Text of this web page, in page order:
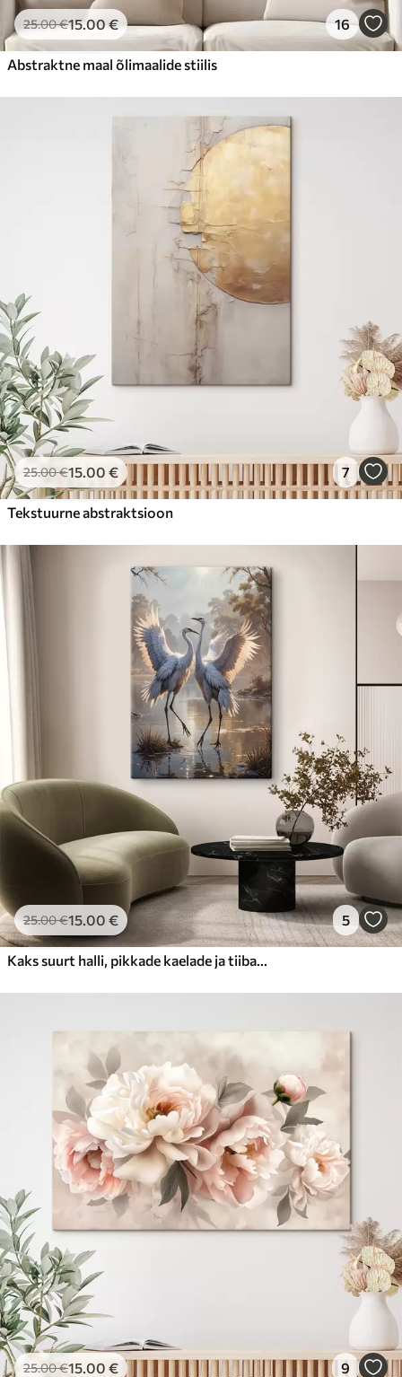
25.00€15.00€ 16
Abstraktne maal õlimaalide stiilis
25.00€15.00 € 7
Tekstuurne abstraktsioon
25.00€15.00 € 5
Kaks suurt halli, pikkade kaelade ja tiibadega kraanat, mis seisavad puudest ümbritsetud udujärves
25.00€15.00 € 9